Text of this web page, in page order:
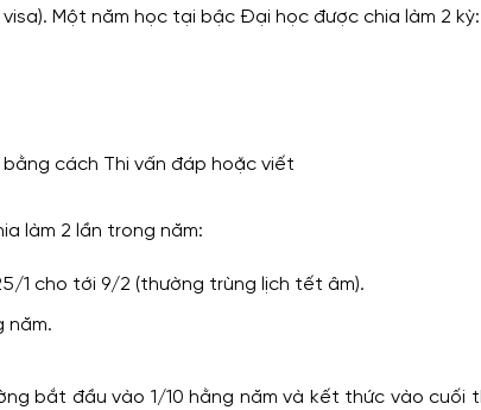
Một năm học tại bậc Đại học được chia làm 2 kỳ:
cách Thi vấn đáp hoặc viết
làm 2 lần trong năm:
1 cho tới 9/2 (thường trùng lịch tết âm).
năm.
bắt đầu vào 1/10 hằng năm và kết thức vào cuối